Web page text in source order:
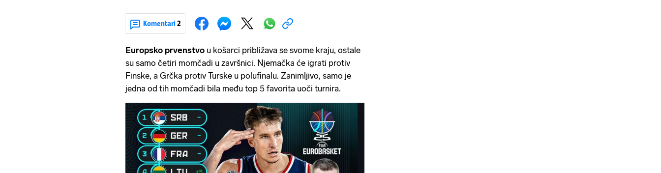
Komentari 2
Europsko prvenstvo u košarci približava se svome kraju, ostale
su samo četiri momčadi u završnici. Njemačka će igrati protiv
Finske, a Grčka protiv Turske u polufinalu. Zanimljivo, samo je
jedna od tih momčadi bila među top 5 favorita uoči turnira.